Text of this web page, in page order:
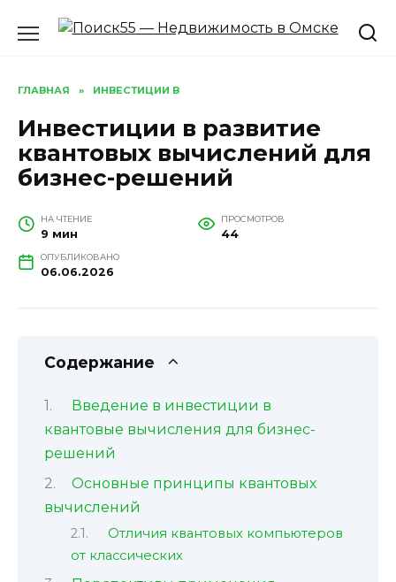
ГЛАВНАЯ » ИНВЕСТИЦИИ В
Инвестиции в развитие
квантовых вычислений для
бизнес-решений
НА ЧТЕНИЕ
9 мин
ПРОСМОТРОВ
44
ОПУБЛИКОВАНО
06.06.2026
Содержание
Введение в инвестиции в
квантовые вычисления для бизнес-
решений
Основные принципы квантовых
вычислений
Отличия квантовых компьютеров
от классических